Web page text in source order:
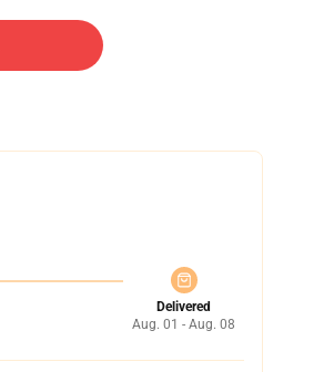
Delivered
Aug. 01 - Aug. 08